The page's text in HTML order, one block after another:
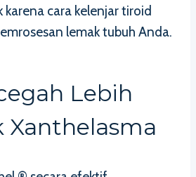
karena cara kelenjar tiroid
lemak tubuh Anda.
Lebih
Xanthelasma